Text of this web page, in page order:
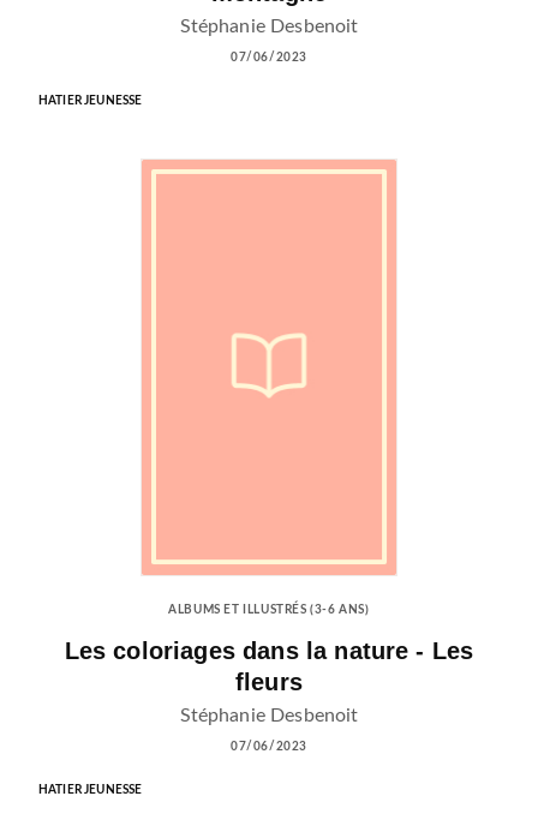
Stéphanie Desbenoit
07/06/2023
HATIER JEUNESSE
ALBUMS ET ILLUSTRÉS (3-6 ANS)
Les coloriages dans la nature - Les
fleurs
Stéphanie Desbenoit
07/06/2023
HATIER JEUNESSE